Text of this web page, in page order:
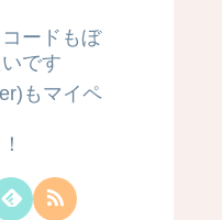
ードもぼ
です
もマイペ